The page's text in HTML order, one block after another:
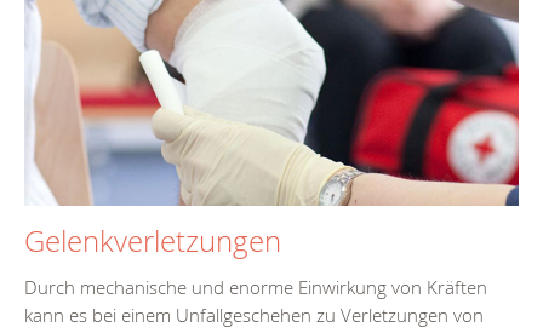
Gelenkverletzungen
Durch mechanische und enorme Einwirkung von Kräften
kann es bei einem Unfallgeschehen zu Verletzungen von